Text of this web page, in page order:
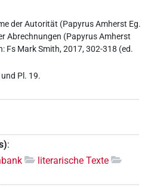
der Autorität (Papyrus Amherst Eg.
Abrechnungen (Papyrus Amherst
Fs Mark Smith, 2017, 302-318 (ed.
Pl. 19.
:
literarische Texte